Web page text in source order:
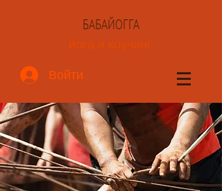
БАБАЙОГГА
йога и коучинг
Войти